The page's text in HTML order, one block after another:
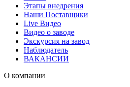
Этапы внедрения
Наши Поставщики
Live Видео
Видео о заводе
Экскурсия на завод
Наблюдатель
ВАКАНСИИ
О компании